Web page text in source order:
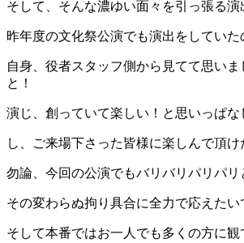
そして、そんな濃ゆい面々を引っ張る演
昨年度の文化祭公演でも演出をしていた
自身、役者スタッフ側から見てて思い
と！
演じ、創っていて楽しい！と思いっぱな
し、ご来場下さった皆様に楽しんで頂け
勿論、今回の公演でもバリバリパリパリ
その変わらぬ拘り具合に全力で応えたい
そして本番ではお一人でも多くの方に観